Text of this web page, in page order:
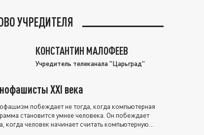
УЧРЕДИТЕЛЯ
КОНСТАНТИН МАЛОФЕЕВ
Учредитель телеканала "Царьград"
XXI века
побеждает не тогда, когда компьютерная
становится умнее человека. Он побеждает
когда человек начинает считать компьютерную